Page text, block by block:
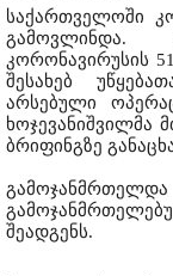
საქართველოში
გამოვლინდა.
კორონავირუსის
შესახებ
არსებული
ხოჯევანიშვილმა
ბრიფინგზე
შეადგენს.